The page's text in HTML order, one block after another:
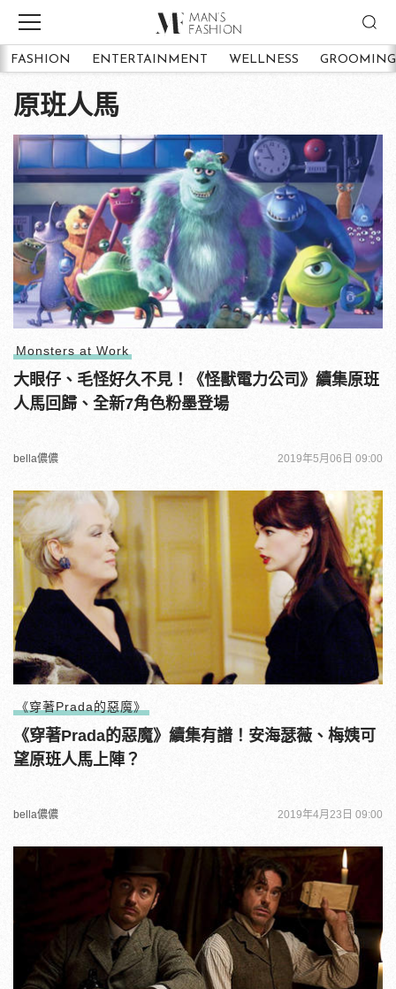
FASHION ENTERTAINMENT WELLNESS GROOMING
原班人馬
Monsters at Work
大眼仔、毛怪好久不見！《怪獸電力公司》續集原班
人馬回歸、全新7角色粉墨登場
bella儂儂 2019年5月06日 09:00
《穿著Prada的惡魔》
《穿著Prada的惡魔》續集有譜！安海瑟薇、梅姨可
望原班人馬上陣？
bella儂儂 2019年4月23日 09:00